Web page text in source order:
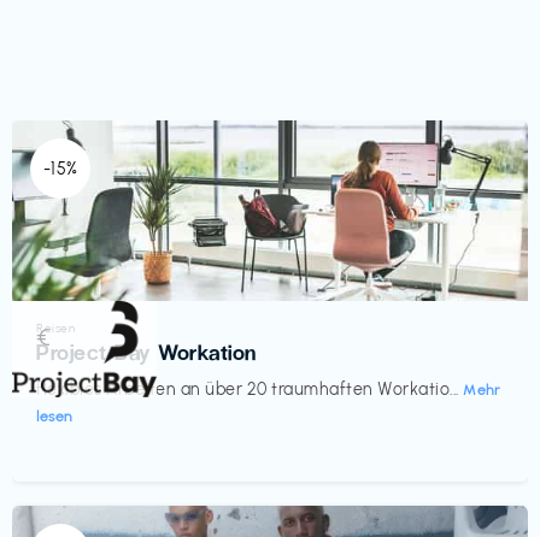
-15%
Reisen
Project Bay Workation
flexibles Arbeiten an über 20 traumhaften Workatio... Mehr
lesen
€‎